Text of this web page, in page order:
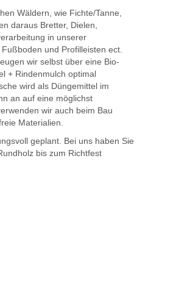
Wäldern, wie Fichte/Tanne,
daraus Bretter, Dielen,
in unserer
und Profilleisten ect.
wir selbst über eine Bio-
+ Rindenmulch optimal
wird als Düngemittel im
an auf eine möglichst
wir auch beim Bau
Materialien.
geplant. Bei uns haben Sie
bis zum Richtfest